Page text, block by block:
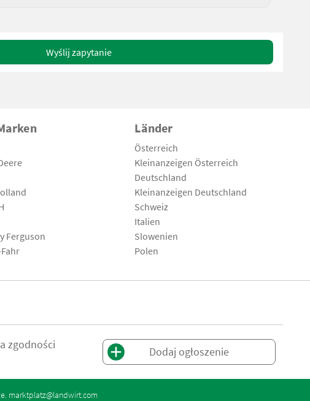
Wyślij zapytanie
Ferguson
Länder
Österreich
Kleinanzeigen Österreich
Deutschland
Kleinanzeigen Deutschland
Schweiz
Italien
Slowenien
Polen
zgodności
Dodaj ogłoszenie
marktplatz@landwirt.com